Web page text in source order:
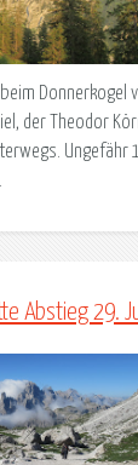
Donnerkogel
der Theodor
Ungefähr
Abstieg 29.